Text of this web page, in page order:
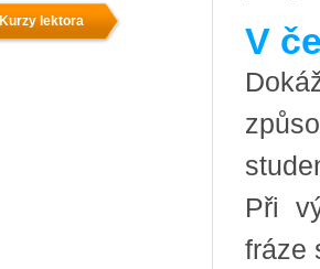
Kurzy lektora V
Při
fráze